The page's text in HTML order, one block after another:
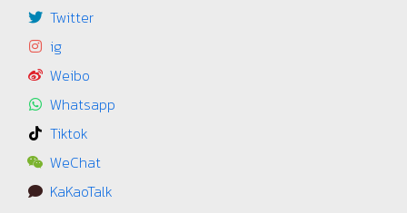
Twitter
ig
Weibo
Whatsapp
Tiktok
WeChat
KaKaoTalk